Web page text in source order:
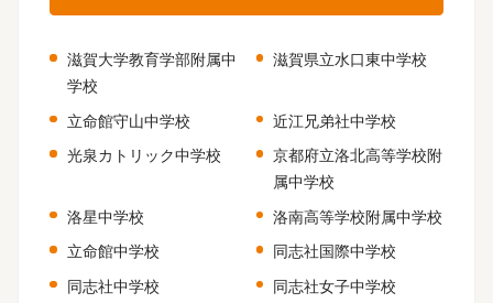
滋賀大学教育学部附属中
学校
滋賀県立水口東中学校
立命館守山中学校
近江兄弟社中学校
光泉カトリック中学校
京都府立洛北高等学校附
属中学校
洛星中学校
洛南高等学校附属中学校
立命館中学校
同志社国際中学校
同志社中学校
同志社女子中学校